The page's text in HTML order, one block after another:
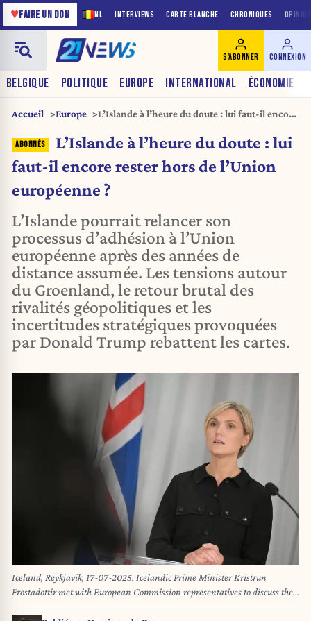
NL INTERVIEWS CARTE BLANCHE CHRONIQUES
♥FAIRE UN DON
BELGIQUE POLITIQUE EUROPE INTERNATIONAL ÉCONOMIE
S'ABONNER CONNEXION
Accueil Europe
L’Islande à l’heure du doute : lui faut-il encore
L’Islande à l’heure du doute : lui
faut-il encore rester hors de l’Union
européenne ?
L’Islande pourrait relancer son
processus d’adhésion à l’Union
européenne après des années de
distance assumée. Les tensions autour
du Groenland, le retour brutal des
rivalités géopolitiques et les
incertitudes stratégiques provoquées
par Donald Trump rebattent les cartes.
Iceland, Reykjavik, 17-07-2025. Icelandic Prime Minister Kristrun
Frostadottir met with European Commission representatives to discuss the
geopolitical role of the Arctic, security and preparedness, and climate